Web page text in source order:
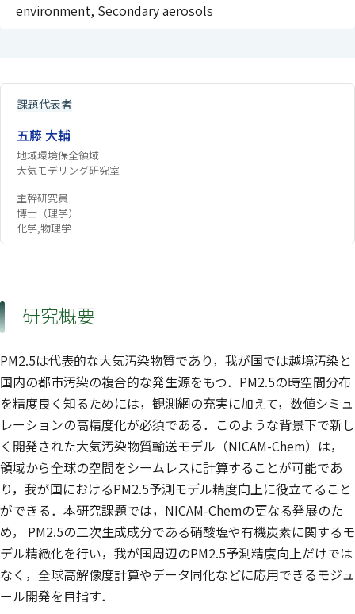
environment, Secondary aerosols
課題代表者
五藤 大輔
地域環境保全領域
大気モデリング研究室
主幹研究員
博士（理学）
化学,物理学
研究概要
PM2.5は代表的な大気汚染物質であり，我が国では越境汚染と
国内の都市汚染の複合的な発生源をもつ．PM2.5の時空間分布
を精度良く知るためには，観測網の充実に加えて，数値シミュ
レーションの高精度化が必須である．このような背景下で新し
く開発された大気汚染物質輸送モデル（NICAM-Chem）は，
領域から全球の空間をシームレスに計算することが可能であ
り，我が国におけるPM2.5予測モデル精度向上に役立てること
ができる．本研究課題では，NICAM-Chemの更なる発展のた
め， PM2.5の二次生成成分である硝酸塩や有機炭素に関するモ
デル精緻化を行い，我が国周辺のPM2.5予測精度向上だけでは
なく，全球高解像度計算やデータ同化などに応用できるモジュ
ール開発を目指す．